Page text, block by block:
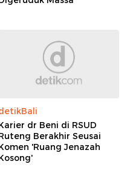
dr Beni di RSUD
Berakhir Seusai
'Ruang Jenazah